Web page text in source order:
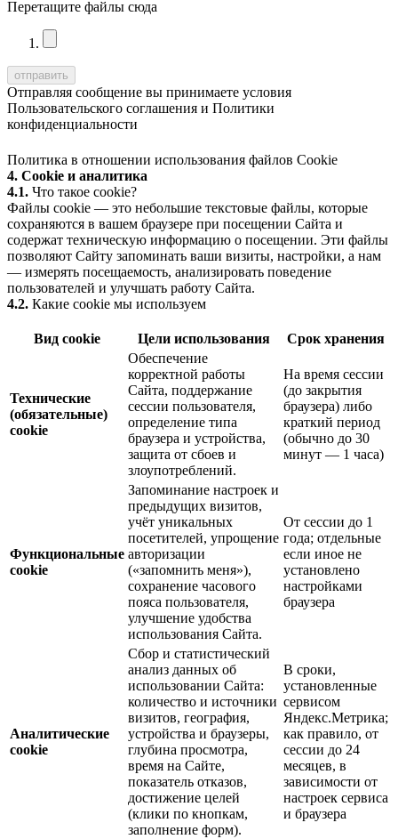
Перетащите файлы сюда
Отправляя сообщение вы принимаете условия
Пользовательского соглашения и Политики
конфиденциальности
Политика в отношении использования файлов Cookie
4. Cookie и аналитика
4.1. Что такое cookie?
Файлы cookie — это небольшие текстовые файлы, которые
сохраняются в вашем браузере при посещении Сайта и
содержат техническую информацию о посещении. Эти файлы
позволяют Сайту запоминать ваши визиты, настройки, а нам
— измерять посещаемость, анализировать поведение
пользователей и улучшать работу Сайта.
4.2. Какие cookie мы используем
Вид cookie Цели использования Срок хранения
Технические
(обязательные)
cookie
Обеспечение
корректной работы
Сайта, поддержание
сессии пользователя,
определение типа
браузера и устройства,
защита от сбоев и
злоупотреблений.
На время сессии
(до закрытия
браузера) либо
краткий период
(обычно до 30
минут — 1 часа)
Функциональные
cookie
Запоминание настроек и
предыдущих визитов,
учёт уникальных
посетителей, упрощение
авторизации
(«запомнить меня»),
сохранение часового
пояса пользователя,
улучшение удобства
использования Сайта.
От сессии до 1
года; отдельные
если иное не
установлено
настройками
браузера
Аналитические
cookie
Сбор и статистический
анализ данных об
использовании Сайта:
количество и источники
визитов, география,
устройства и браузеры,
глубина просмотра,
время на Сайте,
показатель отказов,
достижение целей
(клики по кнопкам,
заполнение форм).
В сроки,
установленные
сервисом
Яндекс.Метрика;
как правило, от
сессии до 24
месяцев, в
зависимости от
настроек сервиса
и браузера